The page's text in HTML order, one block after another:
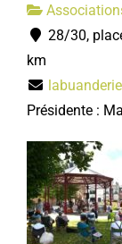
28/30,
km
Présidente :